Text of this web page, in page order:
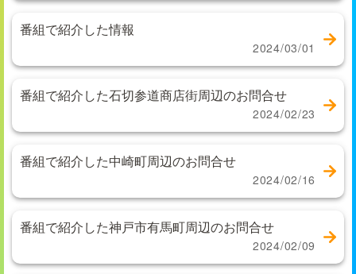
番組で紹介した情報
2024/03/01
番組で紹介した石切参道商店街周辺のお問合せ
2024/02/23
番組で紹介した中崎町周辺のお問合せ
2024/02/16
番組で紹介した神戸市有馬町周辺のお問合せ
2024/02/09